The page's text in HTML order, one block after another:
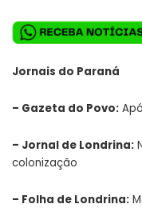
Jornais do Paraná
– Gazeta do Povo:
– Jornal de Londrina:
colonização
– Folha de Londrina: